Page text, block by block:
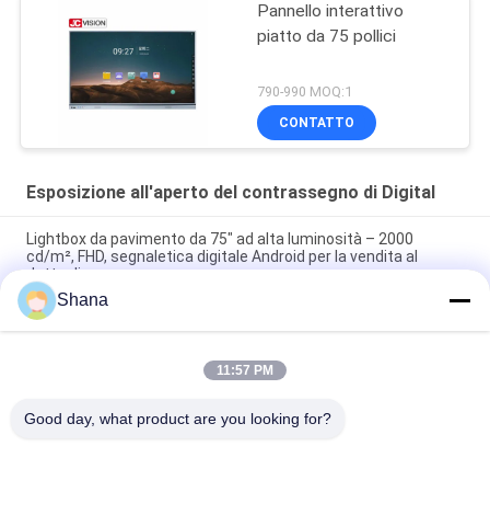
Pannello interattivo
piatto da 75 pollici
790-990 MOQ:1
CONTATTO
Esposizione all'aperto del contrassegno di Digital
Lightbox da pavimento da 75" ad alta luminosità – 2000
cd/m², FHD, segnaletica digitale Android per la vendita al
dettaglio
65" 4K UHD High Brightness Wall Light Box 2000 nits, E-LED,
Android 11 per spazi pubblici e esterni
55" Ultra High Brightness Floor Standing Display 2000 nits, Full
Shana
11:57 PM
Good day, what product are you looking for?